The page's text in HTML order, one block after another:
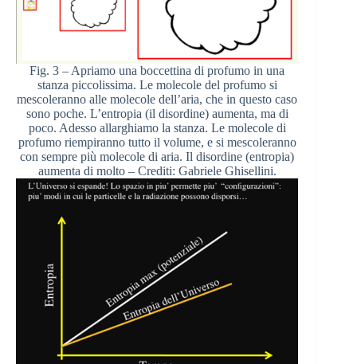
Fig. 3 – Apriamo una boccettina di profumo in una
stanza piccolissima. Le molecole del profumo si
mescoleranno alle molecole dell’aria, che in questo caso
sono poche. L’entropia (il disordine) aumenta, ma di
poco. Adesso allarghiamo la stanza. Le molecole di
profumo riempiranno tutto il volume, e si mescoleranno
con sempre più molecole di aria. Il disordine (entropia)
aumenta di molto – Crediti: Gabriele Ghisellini.